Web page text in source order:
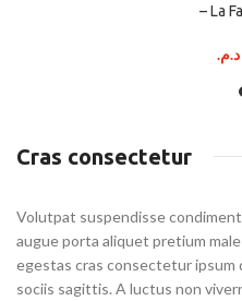
– La
د.م.
Cras consectetur
Volutpat suspendisse
augue porta aliquet pretium
egestas cras consectetur ipsum
sociis sagittis. A luctus non